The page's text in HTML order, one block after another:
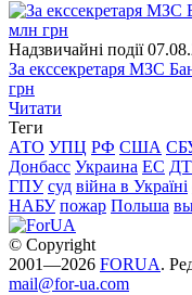
Надзвичайні події
За екссекретаря МЗС
грн
Читати
Теги
АТО УПЦ РФ США
Донбасс Украина ЕС
ГПУ суд війна в Україні
НАБУ пожар Польша
© Copyright
2001—2026 FORUA.
mail@for-ua.com